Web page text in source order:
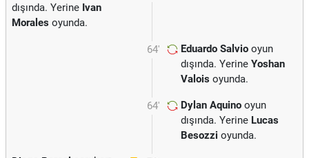
dışında. Yerine Ivan
Morales oyunda.
64' Eduardo Salvio oyun
dışında. Yerine Yoshan
Valois oyunda.
64' Dylan Aquino oyun
dışında. Yerine Lucas
Besozzi oyunda.